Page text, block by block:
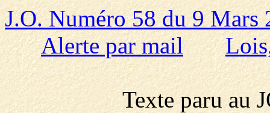
J.O. Numéro 58 du 9 Mars
Alerte par mail
Texte paru au